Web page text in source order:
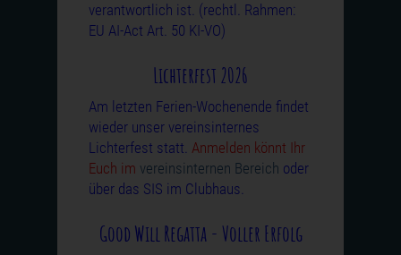
verantwortlich ist. (rechtl. Rahmen:
EU AI-Act Art. 50 KI-VO)
Lichterfest 2026
Am letzten Ferien-Wochenende findet
wieder unser vereinsinternes
Lichterfest statt. Anmelden könnt Ihr
Euch im vereinsinternen Bereich oder
über das SIS im Clubhaus.
Good Will Regatta - Voller Erfolg